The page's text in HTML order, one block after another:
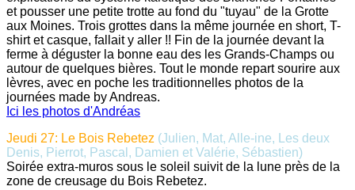
et pousser une petite trotte au fond du "tuyau" de la Grotte
aux Moines. Trois grottes dans la même journée en short, T-
shirt et casque, fallait y aller !! Fin de la journée devant la
ferme à déguster la bonne eau des les Grands-Champs ou
autour de quelques bières. Tout le monde repart sourire aux
lèvres, avec en poche les traditionnelles photos de la
journées made by Andreas.
Ici les photos d'Andréas
Jeudi 27: Le Bois Rebetez (Julien, Mat, Alle-ine, Les deux
Denis, Pierrot, Pascal, Damien et Valérie, Sébastien)
Soirée extra-muros sous le soleil suivit de la lune près de la
zone de creusage du Bois Rebetez.